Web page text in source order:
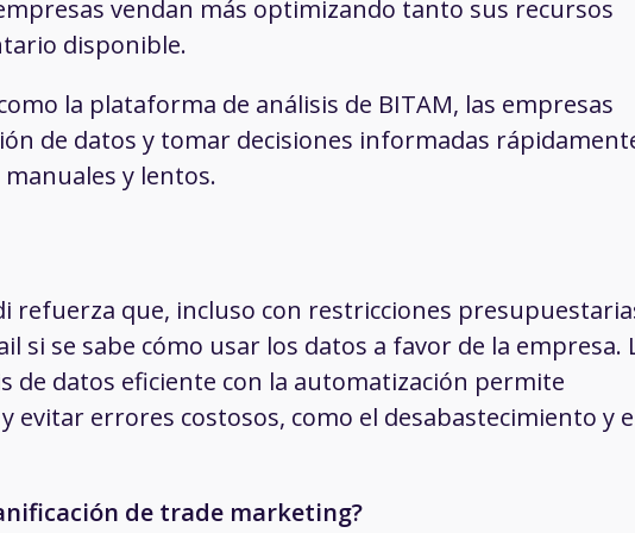
vendan más optimizando tanto sus recursos
disponible.
la plataforma de análisis de BITAM, las empresas
de datos y tomar decisiones informadas
y lentos.
refuerza que, incluso con restricciones
si se sabe cómo usar los datos a favor de la empresa.
de datos eficiente con la automatización permite
evitar errores costosos, como el desabastecimiento y
de trade marketing?